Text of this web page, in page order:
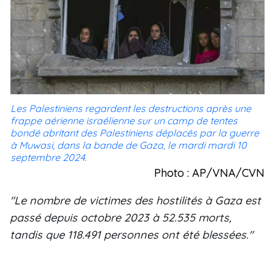
Les Palestiniens regardent les destructions après une
frappe aérienne israélienne sur un camp de tentes
bondé abritant des Palestiniens déplacés par la guerre
à Muwasi, dans la bande de Gaza, le mardi mardi 10
septembre 2024.
Photo : AP/VNA/CVN
"Le nombre de victimes des hostilités à Gaza est
passé depuis octobre 2023 à 52.535 morts,
tandis que 118.491 personnes ont été blessées."